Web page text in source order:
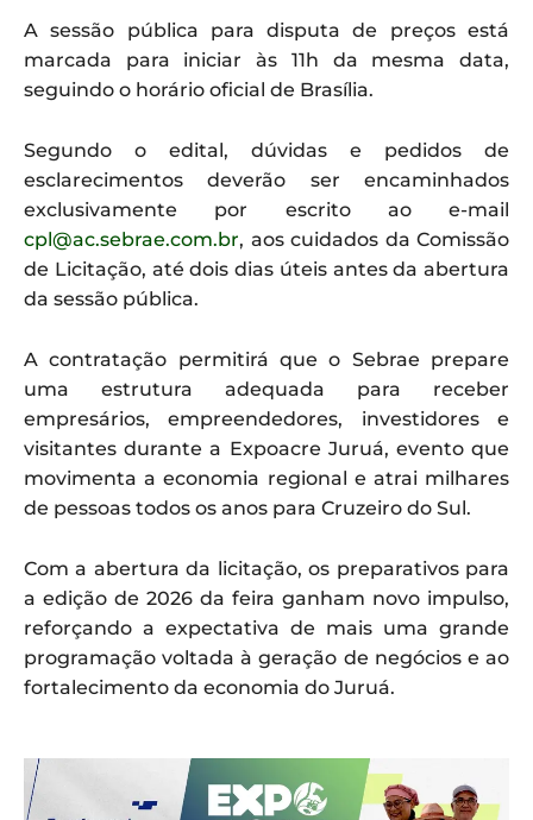
A sessão pública para disputa de preços está
marcada para iniciar às 11h da mesma data,
seguindo o horário oficial de Brasília.
Segundo o edital, dúvidas e pedidos de
esclarecimentos deverão ser encaminhados
exclusivamente por escrito ao e-mail
cpl@ac.sebrae.com.br, aos cuidados da Comissão
de Licitação, até dois dias úteis antes da abertura
da sessão pública.
A contratação permitirá que o Sebrae prepare
uma estrutura adequada para receber
empresários, empreendedores, investidores e
visitantes durante a Expoacre Juruá, evento que
movimenta a economia regional e atrai milhares
de pessoas todos os anos para Cruzeiro do Sul.
Com a abertura da licitação, os preparativos para
a edição de 2026 da feira ganham novo impulso,
reforçando a expectativa de mais uma grande
programação voltada à geração de negócios e ao
fortalecimento da economia do Juruá.